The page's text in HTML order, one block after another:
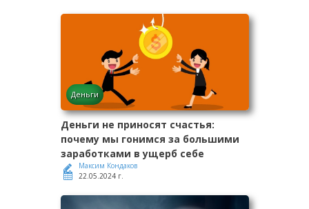
Деньги
Деньги не приносят счастья:
почему мы гонимся за большими
заработками в ущерб себе
Максим Кондаков
22.05.2024 г.